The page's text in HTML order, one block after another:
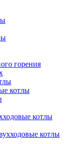
горения
котлы
котлы
котлы